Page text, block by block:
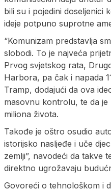
bili su i pojedini doseljenici
ideje potpuno suprotne
“Komunizam predstavlja
slobodi. To je najveća
Prvog svjetskog rata,
Harbora, pa čak i napada
Tramp, dodajući da ova
masovnu kontrolu, te da
miliona života.
Takođe je oštro osudio
istorijsko nasljeđe i uče
zemlji”, navodeći da takve
direktno ugrožavaju
Govoreći o tehnološkom i